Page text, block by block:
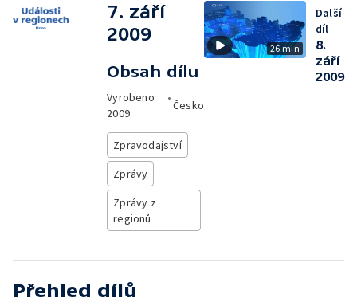
7. září
2009
Obsah dílu
Vyrobeno
2009
•
Česko
Zpravodajství
Zprávy
Zprávy z
regionů
26 min
Další
díl
8.
září
2009
Přehled dílů